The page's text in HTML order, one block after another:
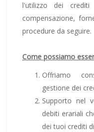
l'utilizzo dei crediti
compensazione,
procedure da seguire.
Come possiamo
Offriamo
gestione dei
Supporto nel
debiti erariali
dei tuoi crediti